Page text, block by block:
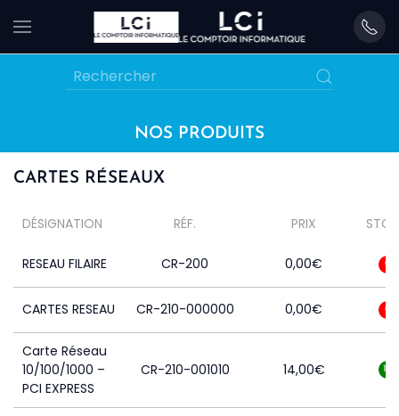
Skip
NOS PRODUITS
CARTES RÉSEAUX
DÉSIGNATION RÉF. PRIX
RESEAU FILAIRE CR-200 0,00€ 0
CARTES RESEAU CR-210-000000 0,00€ 0
Carte Réseau
10/100/1000 –
PCI EXPRESS
CR-210-001010 14,00€ 10